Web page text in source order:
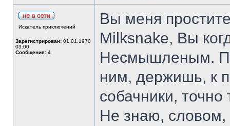
Искатель приключений
Зарегистрирован: 01.01.1970
03:00
Сообщения: 4
Вы меня
Milksnake, Вы
Несмышленым.
ним, держишь, к
собачники,
Не знаю, словом,